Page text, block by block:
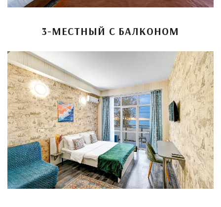
3-МЕСТНЫЙ С БАЛКОНОМ